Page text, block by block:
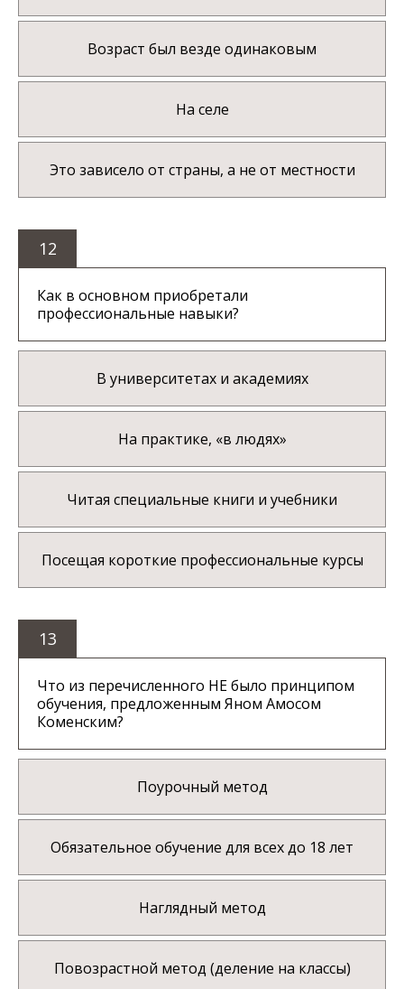
Возраст был везде одинаковым
На селе
Это зависело от страны, а не от местности
12
Как в основном приобретали
профессиональные навыки?
В университетах и академиях
На практике, «в людях»
Читая специальные книги и учебники
Посещая короткие профессиональные курсы
13
Что из перечисленного НЕ было принципом
обучения, предложенным Яном Амосом
Коменским?
Поурочный метод
Обязательное обучение для всех до 18 лет
Наглядный метод
Повозрастной метод (деление на классы)